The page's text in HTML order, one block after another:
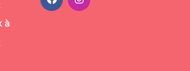
à